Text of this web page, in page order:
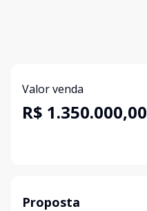
Valor venda
R$ 1.350.000,00
Proposta